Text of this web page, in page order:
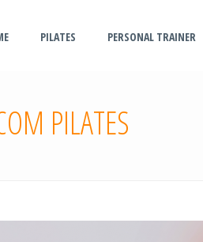
PILATES PERSONAL TRAINER
PILATES